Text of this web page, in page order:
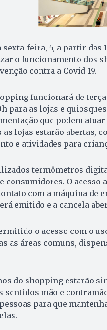
feira, 5, a partir das
o funcionamento dos
contra a Covid-19.
funcionará de
para as lojas e
que podem
lojas estarão abertas,
e atividades para
termômetros
O acesso
com a máquina de
emitido e a cancela
o acesso com o
as áreas comuns,
do shopping estarão
sentidos mão e
para que